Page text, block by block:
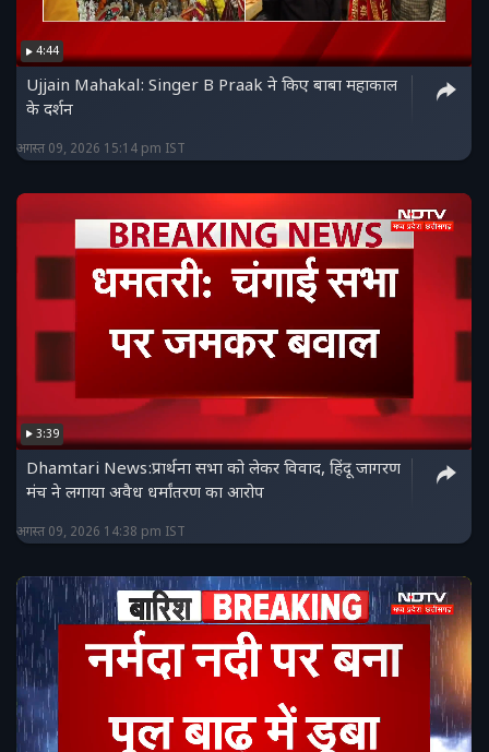
4:44
Ujjain Mahakal: Singer B Praak ने किए बाबा महाकाल
के दर्शन
अगस्त 09, 2026 15:14 pm IST
3:39
Dhamtari News:प्रार्थना सभा को लेकर विवाद, हिंदू जागरण
मंच ने लगाया अवैध धर्मांतरण का आरोप
अगस्त 09, 2026 14:38 pm IST